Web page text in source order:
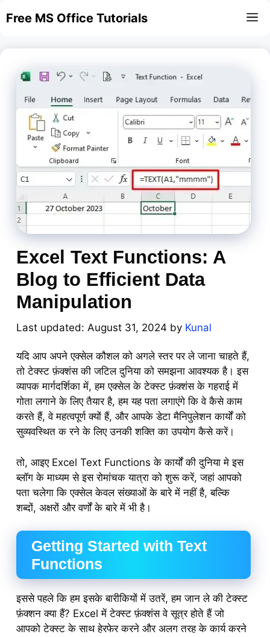
toFree MS Office Tutorials
Excel Text Functions: A
Blog to Efficient Data
Manipulation
August 31, 2024 by Kunal
यदि आप अपने एक्सेल कौशल को अगले स्तर पर ले जाना चाहते हैं,
तो टेक्स्ट फ़ंक्शंस की जटिल दुनिया को समझना आवश्यक है। इस
व्यापक मार्गदर्शिका में, हम एक्सेल के टेक्स्ट फ़ंक्शंस के गहराई में
गोता लगाने के लिए तैयार है, हम यह पता लगाएंगे कि वे कैसे काम
करते हैं, वे महत्वपूर्ण क्यों हैं, और आपके डेटा मैनिपुलेशन कार्यों को
सुव्यवस्थित क रने के लिए उनकी शक्ति का उपयोग कैसे करें।
तो, आइए Excel Text Functions के कार्यों की दुनिया मे इस
ब्लॉग के माध्यम से इस रोमांचक यात्रा को शुरू करें, जहां आपको
पता चलेगा कि एक्सेल केवल संख्याओं के बारे में नहीं है, बल्कि
शब्दों, अक्षरों और वर्णों के बारे में भी है।
Getting Started with Text
Functions
इससे पहले कि हम इसके बारीकियों में उतरें, हम जान ले की टेक्स्ट
फ़ंक्शन क्या हैं? Excel में टेक्स्ट फ़ंक्शंस वे सूत्र होते हैं जो
आपको टेक्स्ट के साथ हेरफेर करने और अलग तरह के कार्य करने